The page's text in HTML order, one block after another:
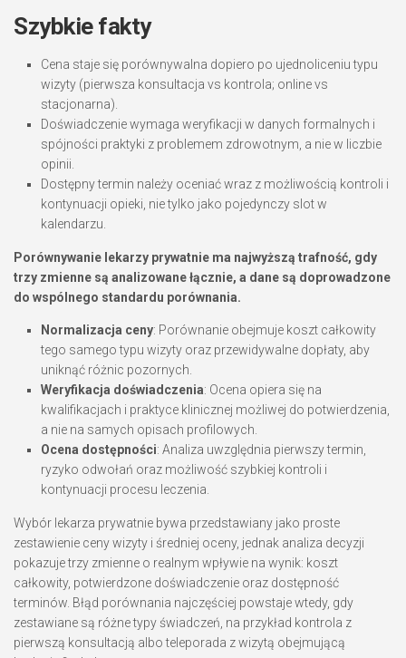
Szybkie fakty
Cena staje się porównywalna dopiero po ujednoliceniu typu
wizyty (pierwsza konsultacja vs kontrola; online vs
stacjonarna).
Doświadczenie wymaga weryfikacji w danych formalnych i
spójności praktyki z problemem zdrowotnym, a nie w liczbie
opinii.
Dostępny termin należy oceniać wraz z możliwością kontroli i
kontynuacji opieki, nie tylko jako pojedynczy slot w
kalendarzu.
Porównywanie lekarzy prywatnie ma najwyższą trafność, gdy
trzy zmienne są analizowane łącznie, a dane są doprowadzone
do wspólnego standardu porównania.
Normalizacja ceny: Porównanie obejmuje koszt całkowity
tego samego typu wizyty oraz przewidywalne dopłaty, aby
uniknąć różnic pozornych.
Weryfikacja doświadczenia: Ocena opiera się na
kwalifikacjach i praktyce klinicznej możliwej do potwierdzenia,
a nie na samych opisach profilowych.
Ocena dostępności: Analiza uwzględnia pierwszy termin,
ryzyko odwołań oraz możliwość szybkiej kontroli i
kontynuacji procesu leczenia.
Wybór lekarza prywatnie bywa przedstawiany jako proste
zestawienie ceny wizyty i średniej oceny, jednak analiza decyzji
pokazuje trzy zmienne o realnym wpływie na wynik: koszt
całkowity, potwierdzone doświadczenie oraz dostępność
terminów. Błąd porównania najczęściej powstaje wtedy, gdy
zestawiane są różne typy świadczeń, na przykład kontrola z
pierwszą konsultacją albo teleporada z wizytą obejmującą